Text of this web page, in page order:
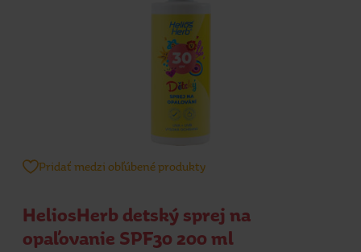
Pridať medzi obľúbené produkty
HeliosHerb detský sprej na
opaľovanie SPF30 200 ml